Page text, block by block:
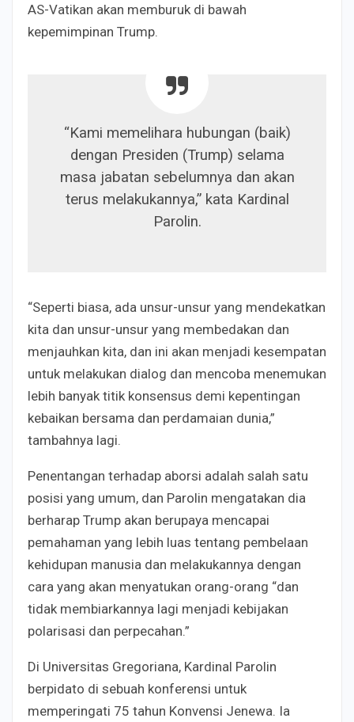
AS-Vatikan akan memburuk di bawah
kepemimpinan Trump.
“Kami memelihara hubungan (baik)
dengan Presiden (Trump) selama
masa jabatan sebelumnya dan akan
terus melakukannya,” kata Kardinal
Parolin.
“Seperti biasa, ada unsur-unsur yang mendekatkan
kita dan unsur-unsur yang membedakan dan
menjauhkan kita, dan ini akan menjadi kesempatan
untuk melakukan dialog dan mencoba menemukan
lebih banyak titik konsensus demi kepentingan
kebaikan bersama dan perdamaian dunia,”
tambahnya lagi.
Penentangan terhadap aborsi adalah salah satu
posisi yang umum, dan Parolin mengatakan dia
berharap Trump akan berupaya mencapai
pemahaman yang lebih luas tentang pembelaan
kehidupan manusia dan melakukannya dengan
cara yang akan menyatukan orang-orang “dan
tidak membiarkannya lagi menjadi kebijakan
polarisasi dan perpecahan.”
Di Universitas Gregoriana, Kardinal Parolin
berpidato di sebuah konferensi untuk
memperingati 75 tahun Konvensi Jenewa. Ia